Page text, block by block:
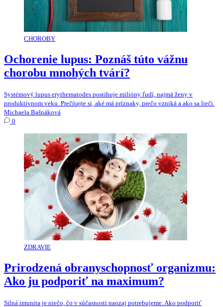
CHOROBY
Ochorenie lupus: Poznáš túto vážnu
chorobu mnohých tvárí?
Systémový lupus erythematodes postihuje milióny ľudí, najmä ženy v
produktívnom veku. Prečítajte si, aké má príznaky, prečo vzniká a ako sa lieči.
Michaela Bašnáková
0
ZDRAVIE
Prirodzená obranyschopnosť organizmu:
Ako ju podporiť na maximum?
Silná imunita je niečo, čo v súčasnosti naozaj potrebujeme. Ako podporiť